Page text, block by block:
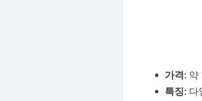
가격: 약
특징: 다